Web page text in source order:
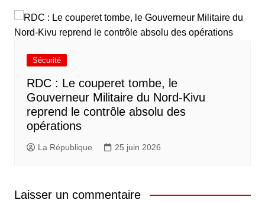
Sécurité
RDC : Le couperet tombe, le
Gouverneur Militaire du Nord-Kivu
reprend le contrôle absolu des
opérations
La République 25 juin 2026
Laisser un commentaire